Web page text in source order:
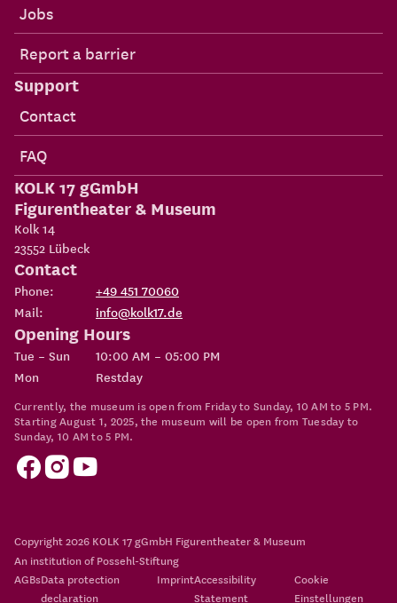
Jobs
Report a barrier
Support
Contact
FAQ
KOLK 17 gGmbH
Figurentheater & Museum
Kolk 14
23552 Lübeck
Contact
Phone:
+49 451 70060
Mail:
info@kolk17.de
Opening Hours
Tue – Sun
10:00 AM – 05:00 PM
Mon
Restday
Currently, the museum is open from Friday to Sunday, 10 AM to 5 PM.
Starting August 1, 2025, the museum will be open from Tuesday to
Sunday, 10 AM to 5 PM.
Copyright 2026 KOLK 17 gGmbH Figurentheater & Museum
An institution ofPossehl-Stiftung
AGBsData protection
declaration
ImprintAccessibility
Statement
Cookie
Einstellungen